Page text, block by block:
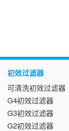
初效过滤器
可清洗初效过滤器
G4初效过滤器
G3初效过滤器
G2初效过滤器